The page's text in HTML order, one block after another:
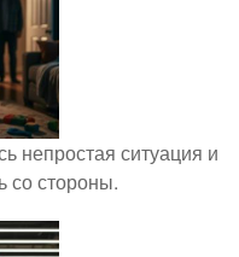
непростая ситуация и
со стороны.